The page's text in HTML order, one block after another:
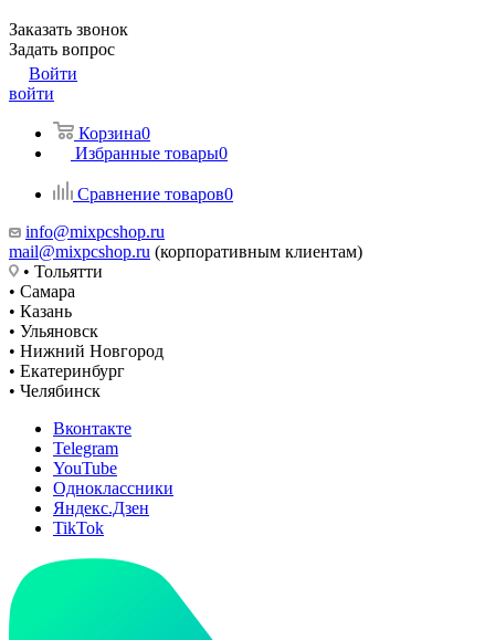
Заказать звонок
Задать вопрос
Войти
войти
Корзина0
Избранные товары0
Сравнение товаров0
info@mixpcshop.ru
mail@mixpcshop.ru (корпоративным клиентам)
• Тольятти
• Самара
• Казань
• Ульяновск
• Нижний Новгород
• Екатеринбург
• Челябинск
Вконтакте
Telegram
YouTube
Одноклассники
Яндекс.Дзен
TikTok